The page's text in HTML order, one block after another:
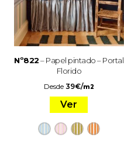
Nº822– Papel pintado – Portal
Florido
Desde 39€/m2
Ver